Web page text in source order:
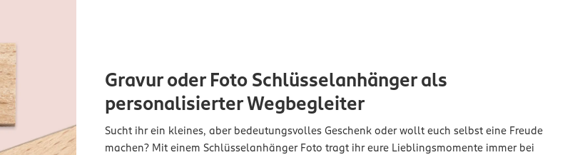
Gravur oder Foto Schlüsselanhänger als
personalisierter Wegbegleiter
Sucht ihr ein kleines, aber bedeutungsvolles Geschenk oder wollt euch selbst eine Freude
machen? Mit einem Schlüsselanhänger Foto tragt ihr eure Lieblingsmomente immer bei